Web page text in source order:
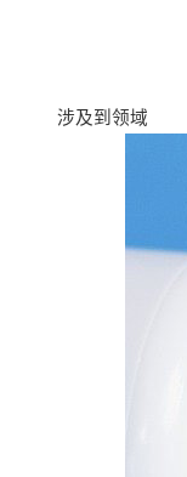
涉及到领域